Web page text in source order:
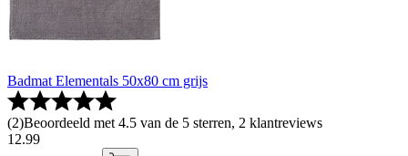
Badmat Elementals 50x80 cm grijs
(2)Beoordeeld met 4.5 van de 5 sterren, 2 klantreviews
12.99